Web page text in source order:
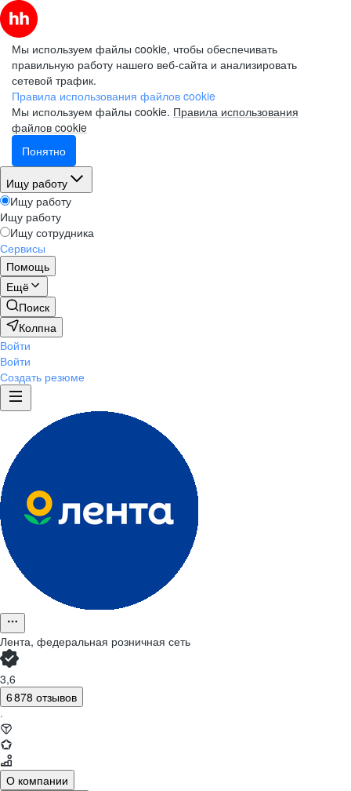
Мы используем файлы cookie, чтобы обеспечивать
правильную работу нашего веб-сайта и анализировать
сетевой трафик.
Правила использования файлов cookie
Мы используем файлы cookie. Правила использования
файлов cookie
Понятно
Ищу работу
Ищу работу
Ищу работу
Ищу сотрудника
Сервисы
Помощь
Ещё
Поиск
Колпна
Войти
Войти
Создать резюме
Лента, федеральная розничная сеть
3,6
6 878 отзывов
·
О компании